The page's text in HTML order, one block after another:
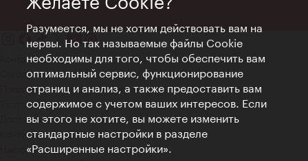
Контакт
Credits
Положение о конфиденциальности
Terms of Use
Доступность
Контакты для прессы
Настройки файлов Cookie
Разумеется, мы не хотим действовать вам на
нервы. Но так называемые файлы Cookie
необходимы для того, чтобы обеспечить вам
оптимальный сервис, функционирование
страниц и анализ, а также предоставить вам
содержимое с учетом ваших интересов. Если
вы этого не хотите, вы можете изменить
стандартные настройки в разделе
«Расширенные настройки».